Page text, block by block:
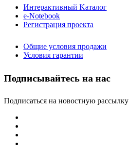
Интерактивный Kаталог
e-Notebook
Регистрация проекта
Общие условия продажи
Условия гарантии
Подписывайтесь на нас
Подписаться на новостную рассылку